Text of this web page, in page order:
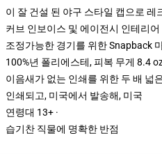
이 잘 건설 된 야구 스타일 캡으로
커브 인보이스 및 에이전시 인테리
조정가능한 경기를 위한 Snapback
100%년 폴리에스테, 피복 무게 8.4
이음새가 없는 인쇄를 위한 두 배 넓
인쇄되고, 미국에서 발송해, 미국
연령대 13+ ·
습기찬 직물에 명확한 반점